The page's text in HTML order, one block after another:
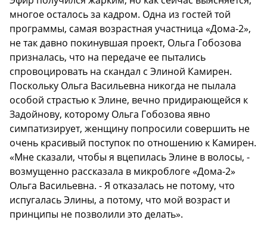
многое осталось за кадром. Одна из гостей той
программы, самая возрастная участница «Дома-2»,
не так давно покинувшая проект, Ольга Гобозова
призналась, что на передаче ее пытались
спровоцировать на скандал с Элиной Камирен.
Поскольку Ольга Васильевна никогда не пылала
особой страстью к Элине, вечно придирающейся к
Задойнову, которому Ольга Гобозова явно
симпатизирует, женщину попросили совершить не
очень красивый поступок по отношению к Камирен.
«Мне сказали, чтобы я вцепилась Элине в волосы, -
возмущенно рассказала в микроблоге «Дома-2»
Ольга Васильевна. - Я отказалась не потому, что
испугалась Элины, а потому, что мой возраст и
принципы не позволили это делать».